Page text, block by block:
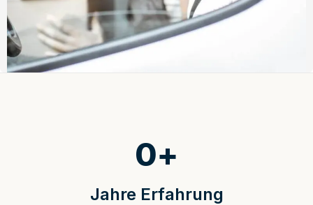
Jahre Erfahrung
0+